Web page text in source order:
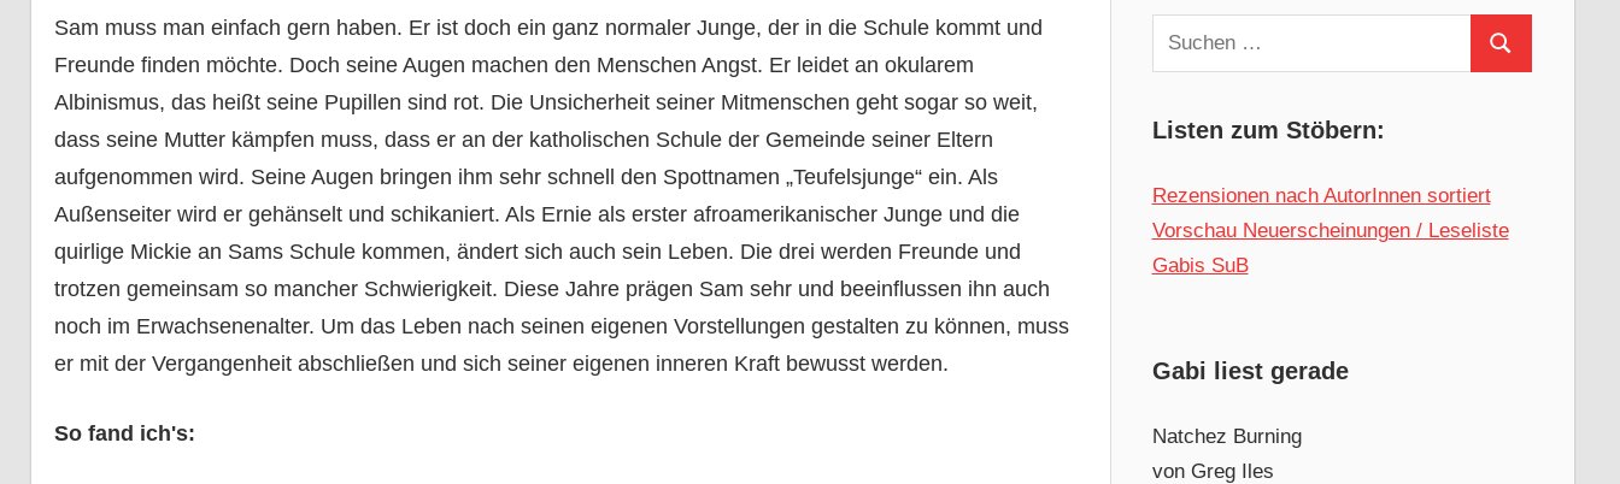
Sam muss man einfach gern haben. Er ist doch ein ganz normaler Junge, der in die Schule kommt und
Freunde finden möchte. Doch seine Augen machen den Menschen Angst. Er leidet an okularem
Albinismus, das heißt seine Pupillen sind rot. Die Unsicherheit seiner Mitmenschen geht sogar so weit,
dass seine Mutter kämpfen muss, dass er an der katholischen Schule der Gemeinde seiner Eltern
aufgenommen wird. Seine Augen bringen ihm sehr schnell den Spottnamen „Teufelsjunge“ ein. Als
Außenseiter wird er gehänselt und schikaniert. Als Ernie als erster afroamerikanischer Junge und die
quirlige Mickie an Sams Schule kommen, ändert sich auch sein Leben. Die drei werden Freunde und
trotzen gemeinsam so mancher Schwierigkeit. Diese Jahre prägen Sam sehr und beeinflussen ihn auch
noch im Erwachsenenalter. Um das Leben nach seinen eigenen Vorstellungen gestalten zu können, muss
er mit der Vergangenheit abschließen und sich seiner eigenen inneren Kraft bewusst werden.
So fand ich's:
Suchen
nach:
Suchen
Listen zum Stöbern:
Rezensionen nach AutorInnen sortiert
Vorschau Neuerscheinungen / Leseliste
Gabis SuB
Gabi liest gerade
Natchez Burning
von Greg Iles